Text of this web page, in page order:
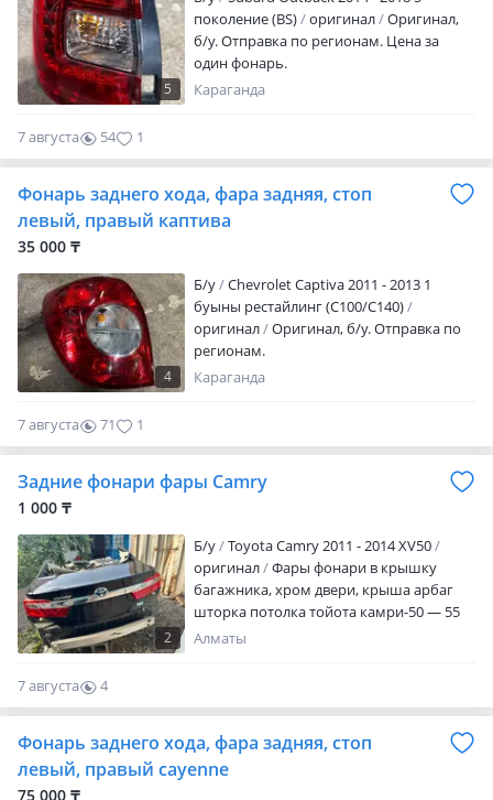
После рабочего времени просьба
писать на телефон!
5
поколение (BS)
оригинал
Оригинал,
б/у. Отправка по регионам. Цена за
один фонарь.
Караганда
7 августа 54 1
Фонарь заднего хода, фара задняя, стоп
левый, правый каптива
35 000 ₸
4
Б/y
Chevrolet Captiva 2011 - 2013 1
буыны рестайлинг (C100/C140)
оригинал
Оригинал, б/у. Отправка по
регионам.
Караганда
7 августа 71 1
Задние фонари фары Camry
1 000 ₸
2
Б/y
Toyota Camry 2011 - 2014 XV50
оригинал
Фары фонари в крышку
багажника, хром двери, крыша арбаг
шторка потолка тойота камри-50 — 55
— 60-70 — 75 6/у оригинал привозное
Алматы
7 августа
4
0
Фонарь заднего хода, фара задняя, стоп
левый, правый cayenne
75 000 ₸